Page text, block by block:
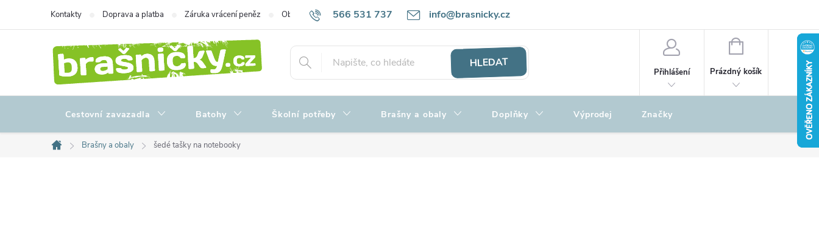
566 531 737 info@brasnicky.cz
Kontakty Doprava a platba Záruka vrácení peněz Obchodní podmínky Zpracování osobních údajů Hodnocení obchodu
HLEDAT
Přihlášení
NÁKUPNÍ
Prázdný košík
Cestovní zavazadla Batohy Školní potřeby Brašny a obaly Doplňky Výprodej Značky
Domů
Brašny a obaly šedé tašky na notebooky